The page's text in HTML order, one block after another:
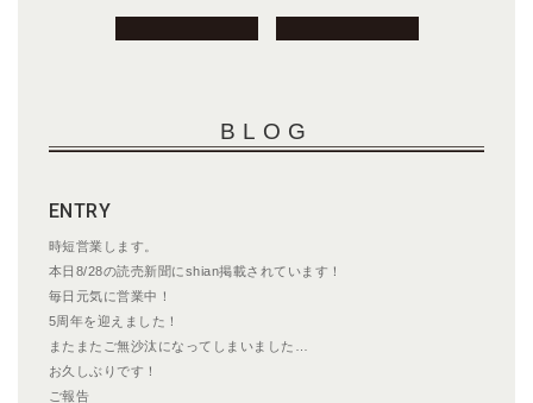
BLOG
ENTRY
時短営業します。
本日8/28の読売新聞にshian掲載されています！
毎日元気に営業中！
5周年を迎えました！
またまたご無沙汰になってしまいました…
お久しぶりです！
ご報告